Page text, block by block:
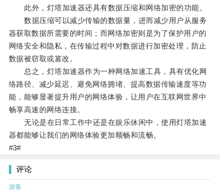
此外，灯塔加速器还具有数据压缩和网络加密的功能。
数据压缩可以减少传输的数据量，进而减少用户从服务
器获取数据所需要的时间；而网络加密则是为了保护用户的
网络安全和隐私，在传输过程中对数据进行加密处理，防止
数据被窃取或篡改。
总之，灯塔加速器作为一种网络加速工具，具有优化网
络路径、减少延迟、避免网络拥堵、提高数据传输速度等功
能，能够显著提升用户的网络体验，让用户在互联网世界中
畅享高速的网络连接。
无论是在日常工作中还是在娱乐休闲中，使用灯塔加速
器都能够让我们的网络体验更加顺畅和流畅。
#3#
评论
游客